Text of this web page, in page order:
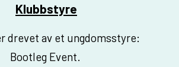
Klubbstyre
drevet av et ungdomsstyre:
Bootleg Event.